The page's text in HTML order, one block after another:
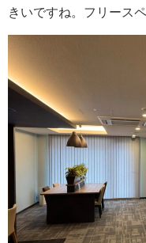
きいですね。フリース